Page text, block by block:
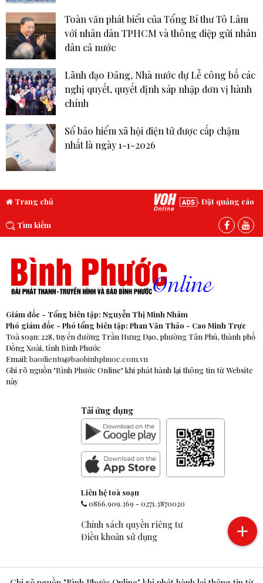
Toàn văn phát biểu của Tổng Bí thư Tô Lâm
với nhân dân TPHCM và thông điệp gửi nhân
dân cả nước
Lãnh đạo Đảng, Nhà nước dự Lễ công bố các
nghị quyết, quyết định sáp nhập đơn vị hành
chính
Sổ bảo hiểm xã hội điện tử được cấp chậm
nhất là ngày 1-1-2026
Trang chủ Đặt quảng cáo
Tìm kiếm
Giám đốc - Tổng biên tập: Nguyễn Thị Minh Nhâm
Phó giám đốc - Phó tổng biên tập: Phan Văn Thảo - Cao Minh Trực
Toà soạn: 228, tuyến đường Trần Hưng Đạo, phường Tân Phú, thành phố
Đồng Xoài, tỉnh Bình Phước
Email: baodientu@baobinhphuoc.com.vn
Ghi rõ nguồn "Bình Phước Online" khi phát hành lại thông tin từ Website
này
Tải ứng dụng
Liên hệ toà soạn
0866.909.369-0271.3870020
Chính sách quyền riêng tư
Điều khoản sử dụng